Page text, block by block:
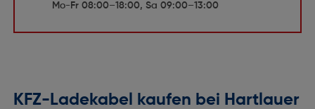
Mo-Fr 08:00–18:00, Sa 09:00–13:00
KFZ-Ladekabel kaufen bei Hartlauer